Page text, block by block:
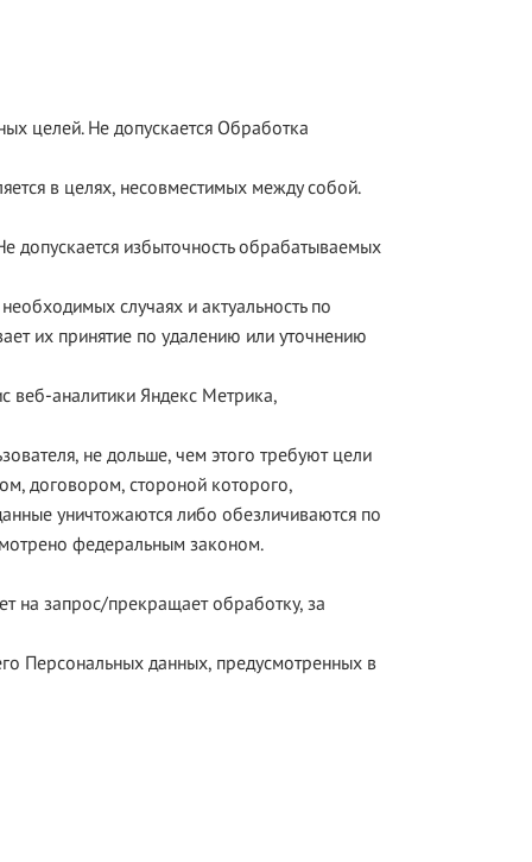
целей. Не допускается Обработка
в целях, несовместимых между собой.
избыточность обрабатываемых
случаях и актуальность по
их принятие по удалению или уточнению
веб-аналитики Яндекс Метрика,
не дольше, чем этого требуют цели
договором, стороной которого,
уничтожаются либо обезличиваются по
федеральным законом.
на запрос/прекращает обработку, за
Персональных данных, предусмотренных в